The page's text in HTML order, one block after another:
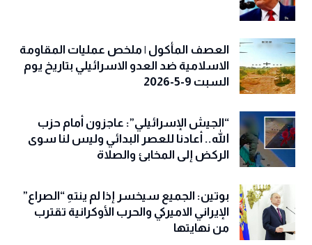
العصف المأكول | ملخص عمليات المقاومة
الاسلامية ضد العدو الاسرائيلي بتاريخ يوم
السبت 9-5-2026
“الجيش الإسرائيلي”: عاجزون أمام حزب
الله.. أعادنا للعصر البدائي وليس لنا سوى
الركض إلى المخابئ والصلاة
بوتين: الجميع سيخسر إذا لم ينتهِ “الصراع”
الإيراني الاميركي والحرب الأوكرانية تقترب
من نهايتها